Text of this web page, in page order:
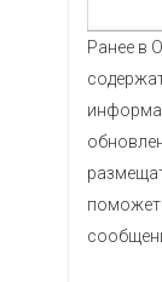
Ранее в
поможет